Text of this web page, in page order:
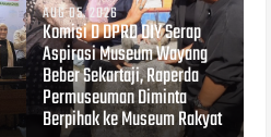
AUG 05, 2026
Komisi D DPRD DIY Serap
Aspirasi Museum Wayang
Beber Sekartaji, Raperda
Permuseuman Diminta
Berpihak ke Museum Rakyat